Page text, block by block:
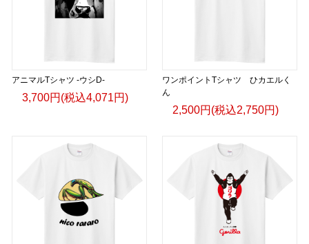
アニマルTシャツ -ウシD-
3,700円(税込4,071円)
ワンポイントTシャツ ひカエルく
ん
2,500円(税込2,750円)